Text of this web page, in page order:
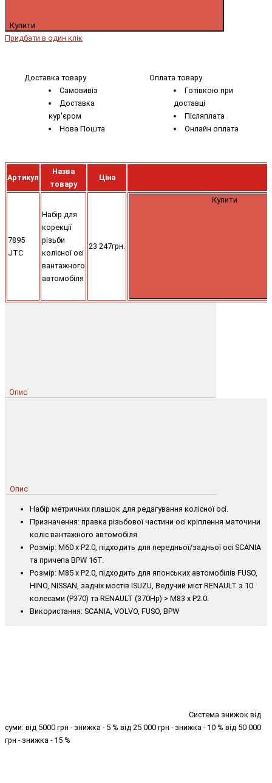
Купити
Придбати в один клік
Доставка товару
Самовивіз
Доставка
кур'єром
Нова Пошта
Оплата товару
Готівкою при
доставці
Післяплата
Онлайн оплата
Артикул
Назва
товару
Ціна
7895
JTC
Набір для
корекції
різьби
колісної осі
вантажного
автомобіля
23 247грн.
Купити
Опис
Опис
Набір метричних плашок для редагування колісної осі.
Призначення: правка різьбової частини осі кріплення маточини
коліс вантажного автомобіля
Розмір: M60 x P2.0, підходить для передньої/задньої осі SCANIA
та причепа BPW 16T.
Розмір: M85 x P2.0, підходить для японських автомобілів FUSO,
HINO, NISSAN, задніх мостів ISUZU, Ведучий міст RENAULT з 10
колесами (P370) та RENAULT (370Hp) > M83 x P2.0.
Використання: SCANIA, VOLVO, FUSO, BPW
Система знижок від
суми: від 5000 грн - знижка - 5 % від 25 000 грн - знижка - 10 % від 50 000
грн - знижка - 15 %